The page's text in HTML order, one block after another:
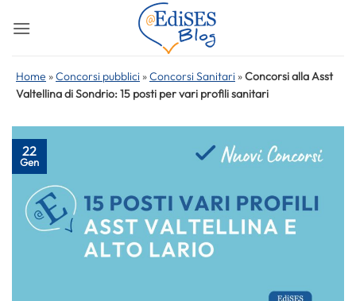
Home »Concorsi pubblici »Concorsi Sanitari »Concorsi alla Asst
Valtellina di Sondrio: 15 posti per vari profili sanitari
22
Gen